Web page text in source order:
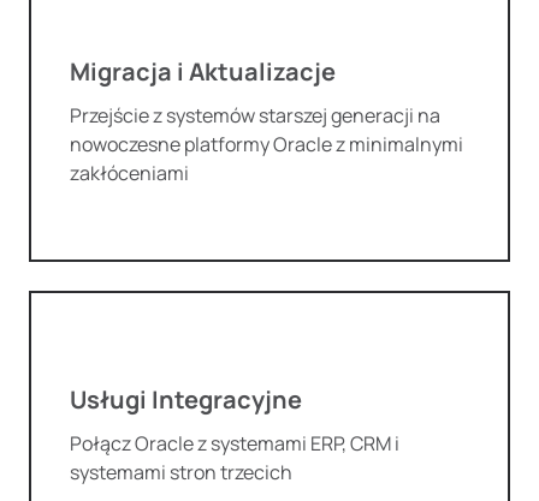
Migracja i Aktualizacje
Przejście z systemów starszej generacji na
nowoczesne platformy Oracle z minimalnymi
zakłóceniami
Usługi Integracyjne
Połącz Oracle z systemami ERP, CRM i
systemami stron trzecich